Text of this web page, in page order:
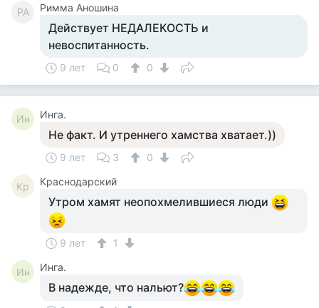
РА Римма Аношина
Действует НЕДАЛЕКОСТЬ и
невоспитанность.
9 лет 0 0
Ин Инга.
Не факт. И утреннего хамства хватает.))
9 лет 3 0
Кр Краснодарский
Утром хамят неопохмелившиеся люди
9 лет 1
Ин Инга.
В надежде, что нальют?